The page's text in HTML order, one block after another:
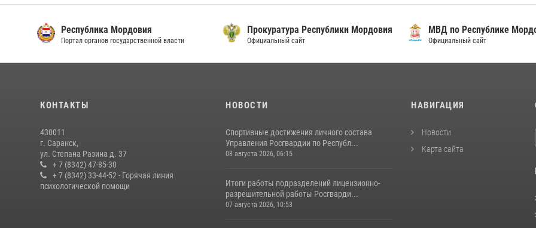
Республика Мордовия
Портал органов государственной власти
Прокуратура Республики Мордовия
Официальный сайт
МВД по Республике
Официальный сайт
КОНТАКТЫ
430011
г. Саранск,
ул. Степана Разина д. 37
+ 7 (8342) 47-85-30
+ 7 (8342) 33-44-52 - Горячая линия
психологической помощи
НОВОСТИ
Спортивные достижения личного состава
Управления Росгвардии по Республ...
08 августа 2026, 06:15
Итоги работы подразделений лицензионно-
разрешительной работы Росгварди...
07 августа 2026, 10:53
НАВИГАЦИЯ
Новости
Карта сайта